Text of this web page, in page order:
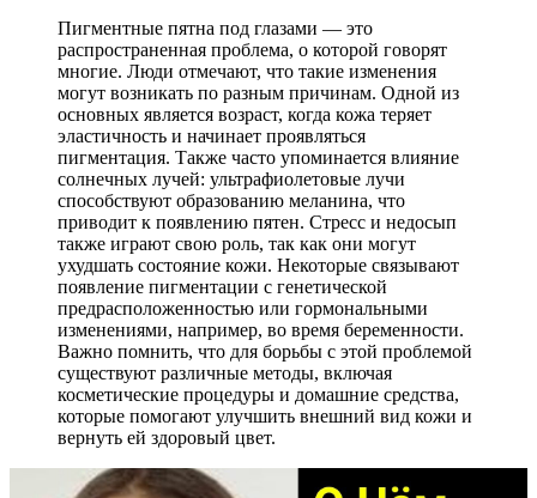
Пигментные пятна под глазами — это
распространенная проблема, о которой говорят
многие. Люди отмечают, что такие изменения
могут возникать по разным причинам. Одной из
основных является возраст, когда кожа теряет
эластичность и начинает проявляться
пигментация. Также часто упоминается влияние
солнечных лучей: ультрафиолетовые лучи
способствуют образованию меланина, что
приводит к появлению пятен. Стресс и недосып
также играют свою роль, так как они могут
ухудшать состояние кожи. Некоторые связывают
появление пигментации с генетической
предрасположенностью или гормональными
изменениями, например, во время беременности.
Важно помнить, что для борьбы с этой проблемой
существуют различные методы, включая
косметические процедуры и домашние средства,
которые помогают улучшить внешний вид кожи и
вернуть ей здоровый цвет.